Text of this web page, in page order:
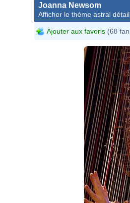
Joanna Newsom
Afficher le thème astral
Ajouter aux favoris (68